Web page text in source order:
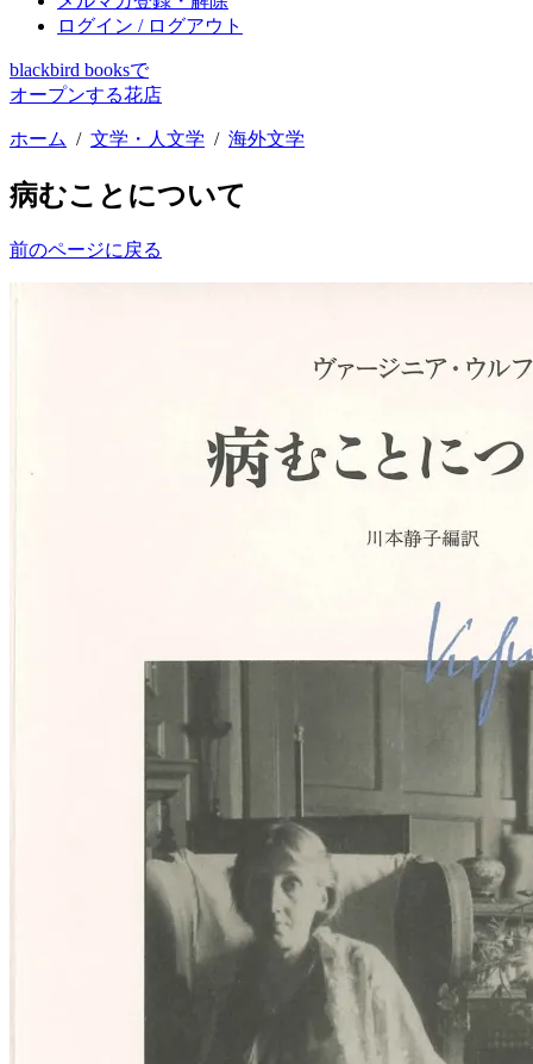
ログイン / ログアウト
blackbird booksで
オープンする花店
ホーム / 文学・人文学 / 海外文学
病むことについて
前のページに戻る